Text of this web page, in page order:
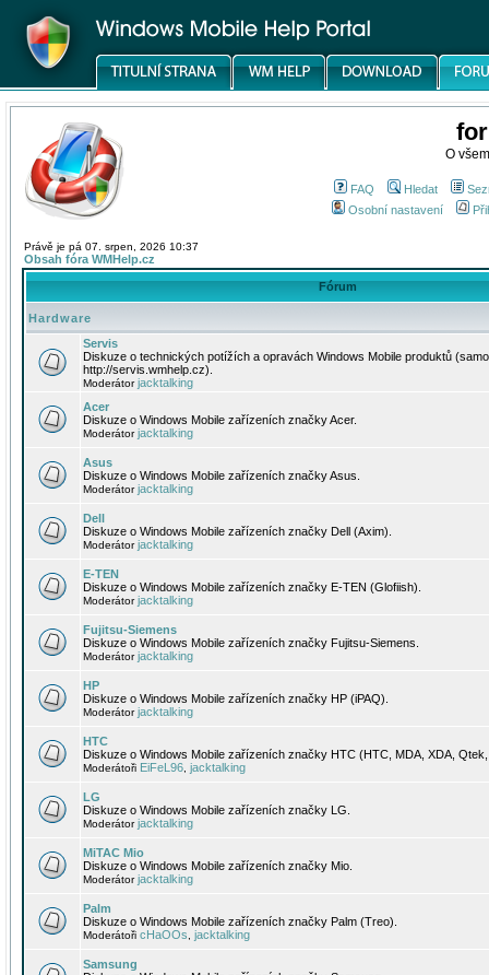
O
FAQ Hledat
Osobní nastavení
Právě je pá 07. srpen, 2026 10:37
Obsah fóra WMHelp.cz
Fórum
Hardware
Servis
Diskuze o technických potížích a opravách Windows Mobile produktů
http://servis.wmhelp.cz).
Moderátorjacktalking
Acer
Diskuze o Windows Mobile zařízeních značky Acer.
Moderátorjacktalking
Asus
Diskuze o Windows Mobile zařízeních značky Asus.
Moderátorjacktalking
Dell
Diskuze o Windows Mobile zařízeních značky Dell (Axim).
Moderátorjacktalking
E-TEN
Diskuze o Windows Mobile zařízeních značky E-TEN (Glofiish).
Moderátorjacktalking
Fujitsu-Siemens
Diskuze o Windows Mobile zařízeních značky Fujitsu-Siemens.
Moderátorjacktalking
HP
Diskuze o Windows Mobile zařízeních značky HP (iPAQ).
Moderátorjacktalking
HTC
Diskuze o Windows Mobile zařízeních značky HTC (HTC, MDA, XDA,
Moderátoři EiFeL96 jacktalking
LG
Diskuze o Windows Mobile zařízeních značky LG.
Moderátorjacktalking
MiTAC Mio
Diskuze o Windows Mobile zařízeních značky Mio.
Moderátorjacktalking
Palm
Diskuze o Windows Mobile zařízeních značky Palm (Treo).
Moderátoři cHaOOs jacktalking
Samsung